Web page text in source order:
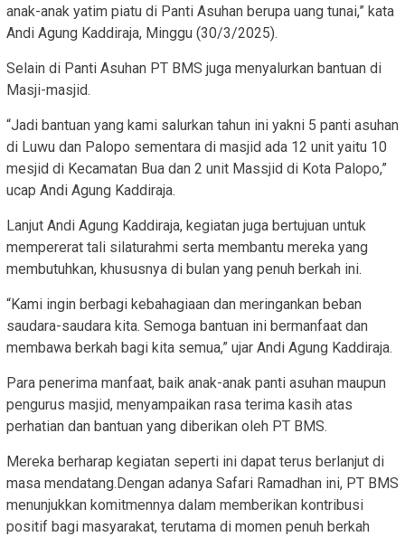
anak-anak yatim piatu di Panti Asuhan berupa uang tunai,” kata
Andi Agung Kaddiraja, Minggu (30/3/2025).
Selain di Panti Asuhan PT BMS juga menyalurkan bantuan di
Masji-masjid.
“Jadi bantuan yang kami salurkan tahun ini yakni 5 panti asuhan
di Luwu dan Palopo sementara di masjid ada 12 unit yaitu 10
mesjid di Kecamatan Bua dan 2 unit Massjid di Kota Palopo,”
ucap Andi Agung Kaddiraja.
Lanjut Andi Agung Kaddiraja, kegiatan juga bertujuan untuk
mempererat tali silaturahmi serta membantu mereka yang
membutuhkan, khususnya di bulan yang penuh berkah ini.
“Kami ingin berbagi kebahagiaan dan meringankan beban
saudara-saudara kita. Semoga bantuan ini bermanfaat dan
membawa berkah bagi kita semua,” ujar Andi Agung Kaddiraja.
Para penerima manfaat, baik anak-anak panti asuhan maupun
pengurus masjid, menyampaikan rasa terima kasih atas
perhatian dan bantuan yang diberikan oleh PT BMS.
Mereka berharap kegiatan seperti ini dapat terus berlanjut di
masa mendatang.Dengan adanya Safari Ramadhan ini, PT BMS
menunjukkan komitmennya dalam memberikan kontribusi
positif bagi masyarakat, terutama di momen penuh berkah